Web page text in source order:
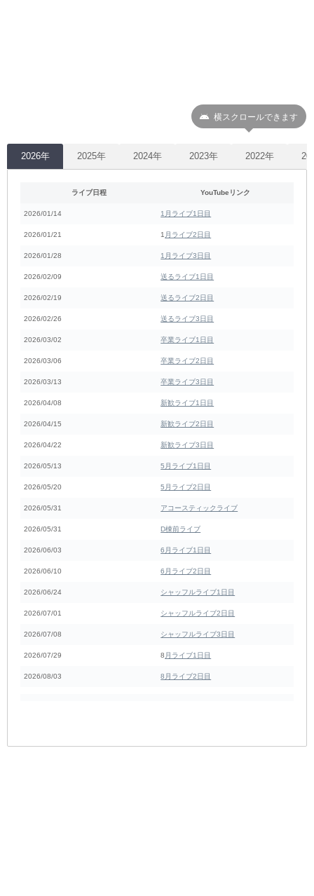
横スクロールできます
2026年 2025年 2024年 2023年 2022年
ライブ日程 YouTubeリンク
2026/01/14 1月ライブ1日目
2026/01/21 1 月ライブ2日目
2026/01/28 1月ライブ3日目
2026/02/09 送るライブ1日目
2026/02/19 送るライブ2日目
2026/02/26 送るライブ3日目
2026/03/02 卒業ライブ1日目
2026/03/06 卒業ライブ2日目
2026/03/13 卒業ライブ3日目
2026/04/08 新歓ライブ1日目
2026/04/15 新歓ライブ2日目
2026/04/22 新歓ライブ3日目
2026/05/13 5月ライブ1日目
2026/05/20 5月ライブ2日目
2026/05/31 アコースティックライブ
2026/05/31 D棟前ライブ
2026/06/03 6月ライブ1日目
2026/06/10 6月ライブ2日目
2026/06/24 シャッフルライブ1日目
2026/07/01 シャッフルライブ2日目
2026/07/08 シャッフルライブ3日目
2026/07/29 8 月ライブ1日目
2026/08/03 8月ライブ2日目